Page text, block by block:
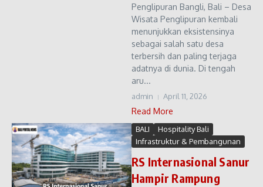
Penglipuran Bangli, Bali – Desa
Wisata Penglipuran kembali
menunjukkan eksistensinya
sebagai salah satu desa
terbersih dan paling terjaga
adatnya di dunia. Di tengah
aru...
admin April 11, 2026
Read More
BALI
Hospitality Bali
Infrastruktur & Pembangunan
RS Internasional Sanur
Hampir Rampung